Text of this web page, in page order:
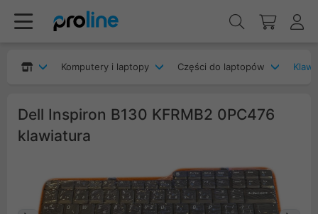
Komputery i laptopy Części do laptopów
Dell Inspiron B130 KFRMB2 0PC476
klawiatura